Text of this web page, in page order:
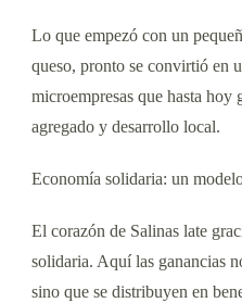
Lo que empezó con un
queso, pronto se convirtió en
microempresas que hasta hoy
agregado y desarrollo local.
Economía solidaria: un
El corazón de Salinas late
solidaria. Aquí las ganancias
sino que se distribuyen en